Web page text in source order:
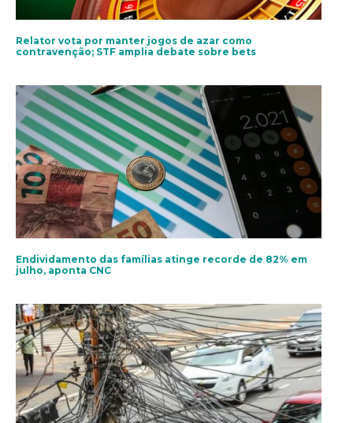
Relator vota por manter jogos de azar como
contravenção; STF amplia debate sobre bets
Endividamento das famílias atinge recorde de 82% em
julho, aponta CNC